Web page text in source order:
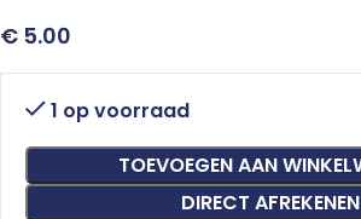
€ 5.00
1 op voorraad
TOEVOEGEN AAN
DIRECT AFREKENEN